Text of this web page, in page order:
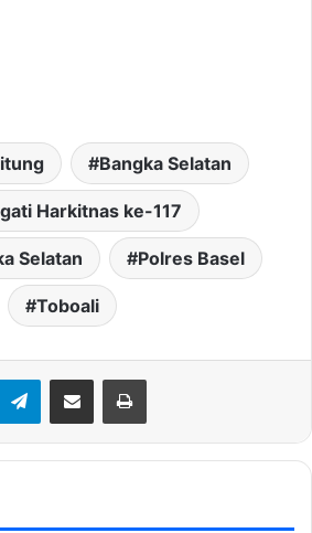
Bangka Selatan
Harkitnas ke-117
Selatan Polres Basel
Toboali
TelegramShare via Email Print